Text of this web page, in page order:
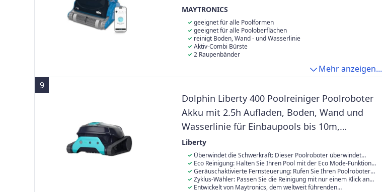
Eingelassene Pools bis zu 15 m
MAYTRONICS
geeignet für alle Poolformen
geeignet für alle Pooloberflächen
reinigt Boden, Wand - und Wasserlinie
Aktiv-Combi Bürste
2 Raupenbänder
Mehr anzeigen...
9
Dolphin Liberty 400 Poolreiniger Poolroboter
Akku mit 2.5h Aufladen, Boden, Wand und
Wasserlinie für Einbaupools bis 10m,
Ultrafein-Filter, Intelligente Kontrolle App
Liberty
Überwindet die Schwerkraft: Dieser Poolroboter überwindet
jedes Hindernis. Er navigiert mühelos über die Pooloberfläche,
klettert Wände hoch und reinigt die Wasserlinie.
Eco Reinigung: Halten Sie Ihren Pool mit der Eco Mode-Funktion
mühelos die ganze Woche über sauber: 3 Reinigungszyklen an
unterschiedlichen Tagen reinigen den Boden mit nur einer Ladung.
Geräuschaktivierte Fernsteuerung: Rufen Sie Ihren Poolroboter
durch Rasseln mit dem Click-Up: der Dolphin wird dadurch aktiviert
und klettert an die Wasserlinie, wo Sie ihn einfach entnehmen
Zyklus-Wähler: Passen Sie die Reinigung mit nur einem Klick an
Ihre Bedürfnisse an und wählen Sie zwischen den Modi "Nur Boden"
Entwickelt von Maytronics, dem weltweit führenden